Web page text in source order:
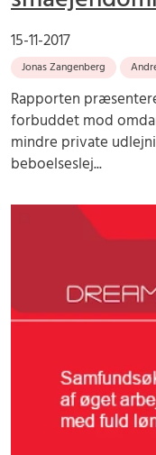
15-11-2017
Jonas Zangenberg
Rapporten
forbuddet mod
mindre private
beboelseslej...